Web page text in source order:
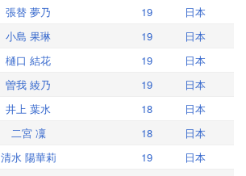
張替 夢乃 19
日本
小島 果琳 19
日本
樋口 結花 19
日本
曽我 綾乃 19
日本
井上 葉水 18
日本
二宮 凜 18
日本
清水 陽華莉 19
日本